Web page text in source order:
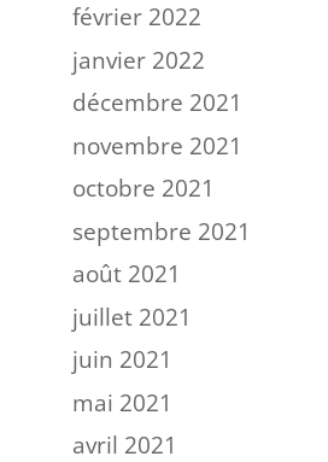
février 2022
janvier 2022
décembre 2021
novembre 2021
octobre 2021
septembre 2021
août 2021
juillet 2021
juin 2021
mai 2021
avril 2021